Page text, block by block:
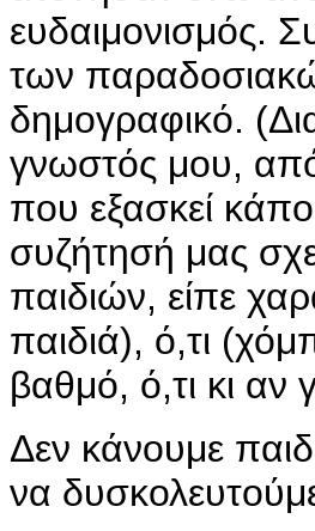
ευδαιμονισμός.
των
δημογραφικό.
γνωστός μου,
που εξασκεί
συζήτησή μας
παιδιών, είπε
παιδιά), ό,τι
βαθμό, ό,τι κι αν
Δεν κάνουμε
να